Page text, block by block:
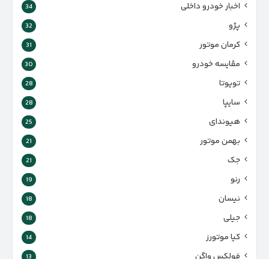
اخبار خودرو داخلی 34
پژو 32
کرمان موتور 31
مقایسه خودرو 30
تویوتا 28
سایپا 28
هیوندای 25
بهمن موتور 21
جک 21
رنو 19
نیسان 18
جیلی 18
کیا موتورز 14
13